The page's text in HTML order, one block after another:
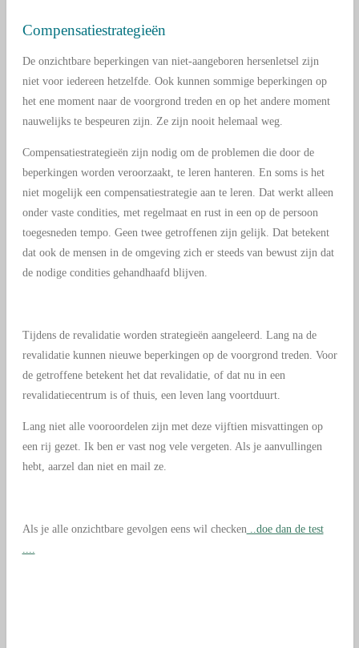
Compensatiestrategieën
De onzichtbare beperkingen van niet-aangeboren hersenletsel zijn
niet voor iedereen hetzelfde. Ook kunnen sommige beperkingen op
het ene moment naar de voorgrond treden en op het andere moment
nauwelijks te bespeuren zijn. Ze zijn nooit helemaal weg.
Compensatiestrategieën zijn nodig om de problemen die door de
beperkingen worden veroorzaakt, te leren hanteren. En soms is het
niet mogelijk een compensatiestrategie aan te leren. Dat werkt alleen
onder vaste condities, met regelmaat en rust in een op de persoon
toegesneden tempo. Geen twee getroffenen zijn gelijk. Dat betekent
dat ook de mensen in de omgeving zich er steeds van bewust zijn dat
de nodige condities gehandhaafd blijven.
Tijdens de revalidatie worden strategieën aangeleerd. Lang na de
revalidatie kunnen nieuwe beperkingen op de voorgrond treden. Voor
de getroffene betekent het dat revalidatie, of dat nu in een
revalidatiecentrum is of thuis, een leven lang voortduurt.
Lang niet alle vooroordelen zijn met deze vijftien misvattingen op
een rij gezet. Ik ben er vast nog vele vergeten. Als je aanvullingen
hebt, aarzel dan niet en mail ze.
Als je alle onzichtbare gevolgen eens wil checken..doe dan de test
....